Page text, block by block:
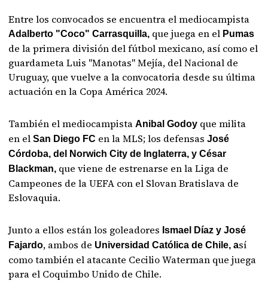
Entre los convocados se encuentra el mediocampista
Adalberto "Coco" Carrasquilla, que juega en el Pumas
de la primera división del fútbol mexicano, así como el
guardameta Luis "Manotas" Mejía, del Nacional de
Uruguay, que vuelve a la convocatoria desde su última
actuación en la Copa América 2024.
También el mediocampistaAnibal Godoy que milita
en elSan Diego FC en la MLS; los defensasJosé
Córdoba, del Norwich City de Inglaterra, y César
Blackman, que viene de estrenarse en la Liga de
Campeones de la UEFA con el Slovan Bratislava de
Eslovaquia.
Junto a ellos están los goleadores Ismael Díaz y José
Fajardo, ambos de Universidad Católica de Chile, así
como también el atacante Cecilio Waterman que juega
para el Coquimbo Unido de Chile.